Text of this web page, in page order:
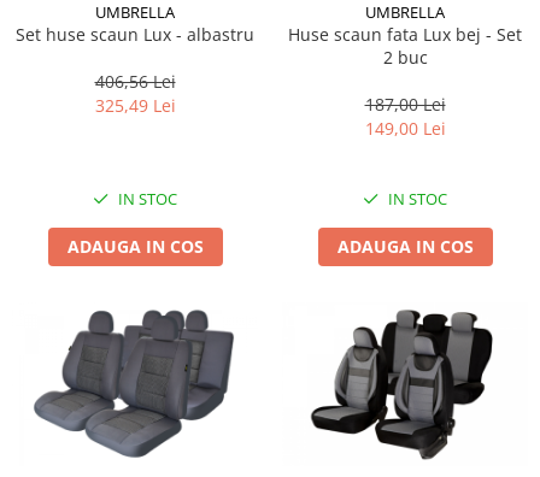
UMBRELLA
Set huse scaun Lux - albastru
406,56 Lei
325,49 Lei
IN STOC
ADAUGA IN COS
UMBRELLA
Huse scaun fata Lux bej - Set
2 buc
187,00 Lei
149,00 Lei
IN STOC
ADAUGA IN COS